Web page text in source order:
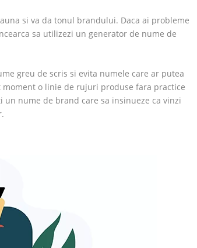
si va da tonul brandului. Daca ai probleme
sa utilizezi un generator de nume de
greu de scris si evita numele care ar putea
o linie de rujuri produse fara practice
nume de brand care sa insinueze ca vinzi